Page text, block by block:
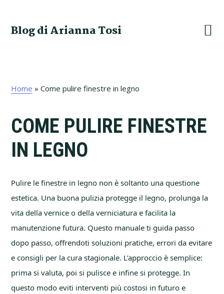
primary
main
primary
footer
Blog di Arianna Tosi
Home »Come pulire finestre in legno
COME PULIRE FINESTRE
IN LEGNO
Pulire le finestre in legno non è soltanto una questione
estetica. Una buona pulizia protegge il legno, prolunga la
vita della vernice o della verniciatura e facilita la
manutenzione futura. Questo manuale ti guida passo
dopo passo, offrendoti soluzioni pratiche, errori da evitare
e consigli per la cura stagionale. L’approccio è semplice:
prima si valuta, poi si pulisce e infine si protegge. In
questo modo eviti interventi più costosi in futuro e